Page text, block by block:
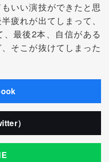
いい演技ができたと思
疲れが出てしまって、
最後2本、自信がある
そこが抜けてしまった
）